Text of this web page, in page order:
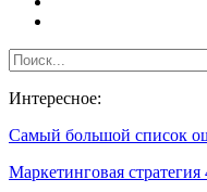
Интересное:
Самый большой список
Маркетинговая стратегия